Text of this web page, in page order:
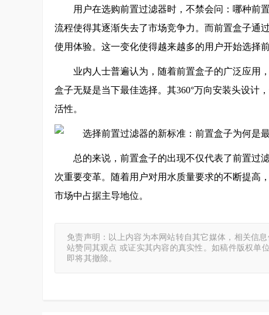
用户在选购前置过滤器时，不禁会问：哪种前
流程使得其逐渐失去了市场竞争力。而前置盒子通
使用体验。这一变化使得越来越多的用户开始选择
业内人士普遍认为，随着前置盒子的广泛应用
盒子无疑是当下最佳选择。其360°万向安装头设计
活性。
总的来说，前置盒子的出现不仅代表了前置过
次重要变革。随着用户对用水质量要求的不断提高
市场中占据主导地位。
免责声明：以上内容为本网站转自其它媒体，相关信
站赞同其观点 或证实其内容的真实性。如稿件版权单
即将其撤除。